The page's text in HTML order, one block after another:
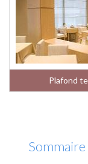
Plafond
Sommaire